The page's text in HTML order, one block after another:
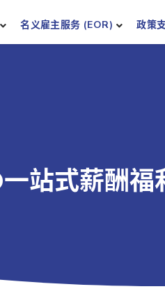
名义雇主服务 (EOR) 政策
站式薪酬福